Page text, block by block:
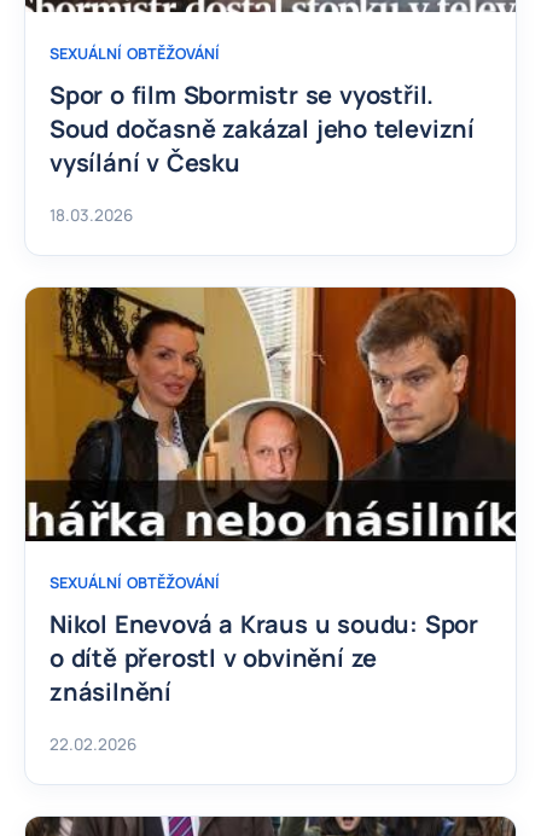
SEXUÁLNÍ OBTĚŽOVÁNÍ
Spor o film Sbormistr se vyostřil.
Soud dočasně zakázal jeho televizní
vysílání v Česku
18.03.2026
SEXUÁLNÍ OBTĚŽOVÁNÍ
Nikol Enevová a Kraus u soudu: Spor
o dítě přerostl v obvinění ze
znásilnění
22.02.2026